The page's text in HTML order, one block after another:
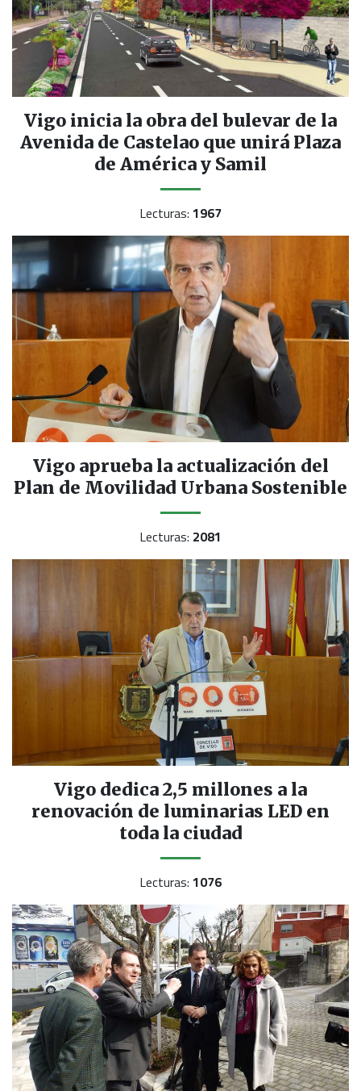
Vigo inicia la obra del bulevar de la
Avenida de Castelao que unirá Plaza
de América y Samil
Lecturas: 1967
Vigo aprueba la actualización del
Plan de Movilidad Urbana Sostenible
Lecturas: 2081
Vigo dedica 2,5 millones a la
renovación de luminarias LED en
toda la ciudad
Lecturas: 1076